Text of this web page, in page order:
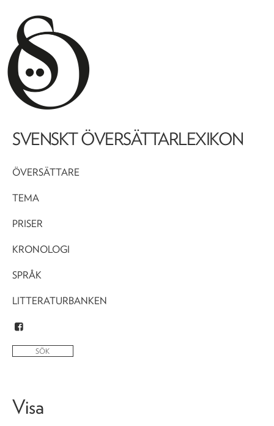
SVENSKT ÖVERSÄTTARLEXIKON
ÖVERSÄTTARE
TEMA
PRISER
KRONOLOGI
SPRÅK
LITTERATURBANKEN
Visa